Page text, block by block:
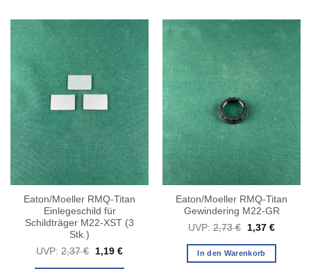
Eaton/Moeller RMQ-Titan
Einlegeschild für
Schildträger M22-XST (3
Stk.)
UVP: 2,37€
Ursprünglicher
Preis
1,19 €Aktueller
Eaton/Moeller RMQ-Titan
Gewindering M22-GR
UVP: 2,73€
Ursprünglicher
Preis
war:
2,73 €
1,37 €
ist:
In den Warenkorb